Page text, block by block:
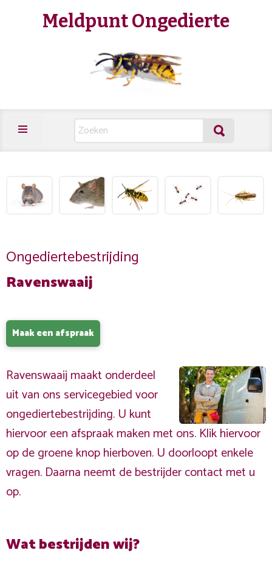
Meldpunt Ongedierte
Ongediertebestrijding
Ravenswaaij
Maak een afspraak
Ravenswaaij maakt onderdeel
uit van ons servicegebied voor
ongediertebestrijding. U kunt
hiervoor een afspraak maken met ons. Klik hiervoor
op de groene knop hierboven. U doorloopt enkele
vragen. Daarna neemt de bestrijder contact met u
op.
Wat bestrijden wij?